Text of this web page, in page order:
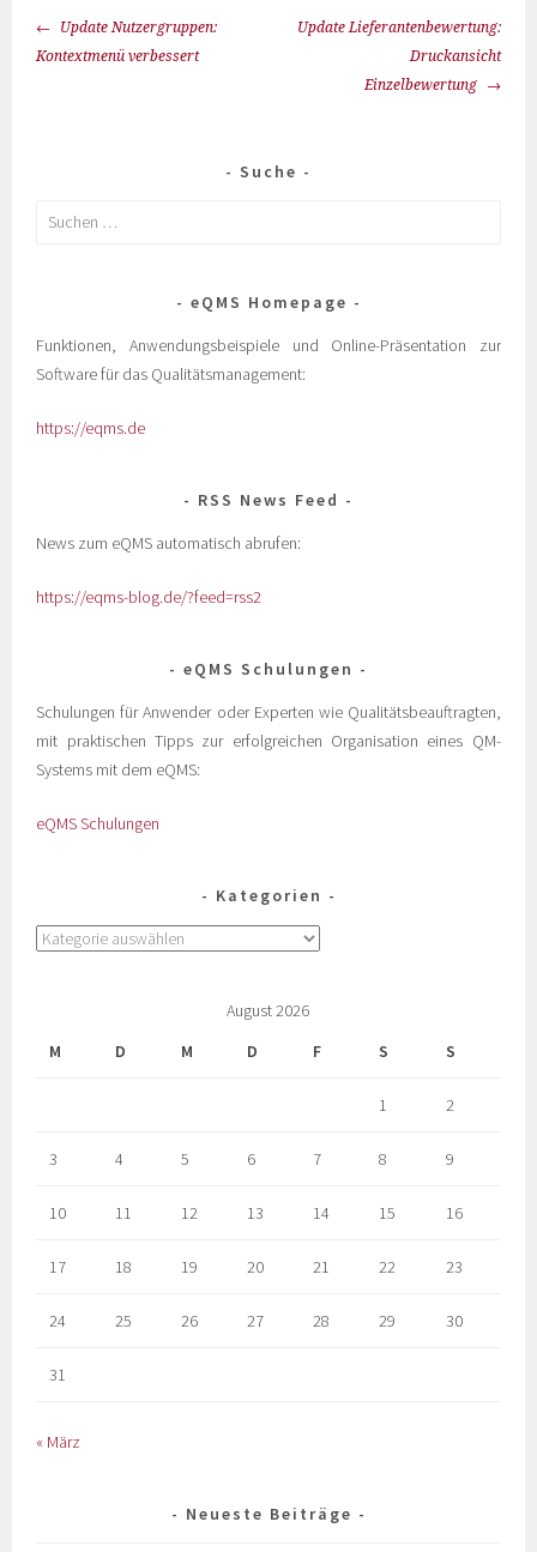
Update Nutzergruppen:
Kontextmenü verbessert
Update Lieferantenbewertung:
Druckansicht
Einzelbewertung
Suche
eQMS Homepage
Funktionen, Anwendungsbeispiele und Online-Präsentation zur
Software für das Qualitätsmanagement:
https://eqms.de
RSS News Feed
News zum eQMS automatisch abrufen:
https://eqms-blog.de/?feed=rss2
eQMS Schulungen
Schulungen für Anwender oder Experten wie Qualitätsbeauftragten,
mit praktischen Tipps zur erfolgreichen Organisation eines QM-
Systems mit dem eQMS:
eQMS Schulungen
Kategorien
August 2026
M
D M D F S S
1 2
3 4 5 6 7 8 9
10 11 12 13 14 15 16
17 18 19 20 21 22 23
24 25 26 27 28 29 30
31
« März
Neueste Beiträge